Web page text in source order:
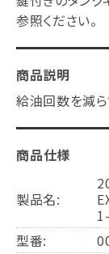
参照ください。
商品説明
給油回数を減
商品仕様
製品名:
型番: